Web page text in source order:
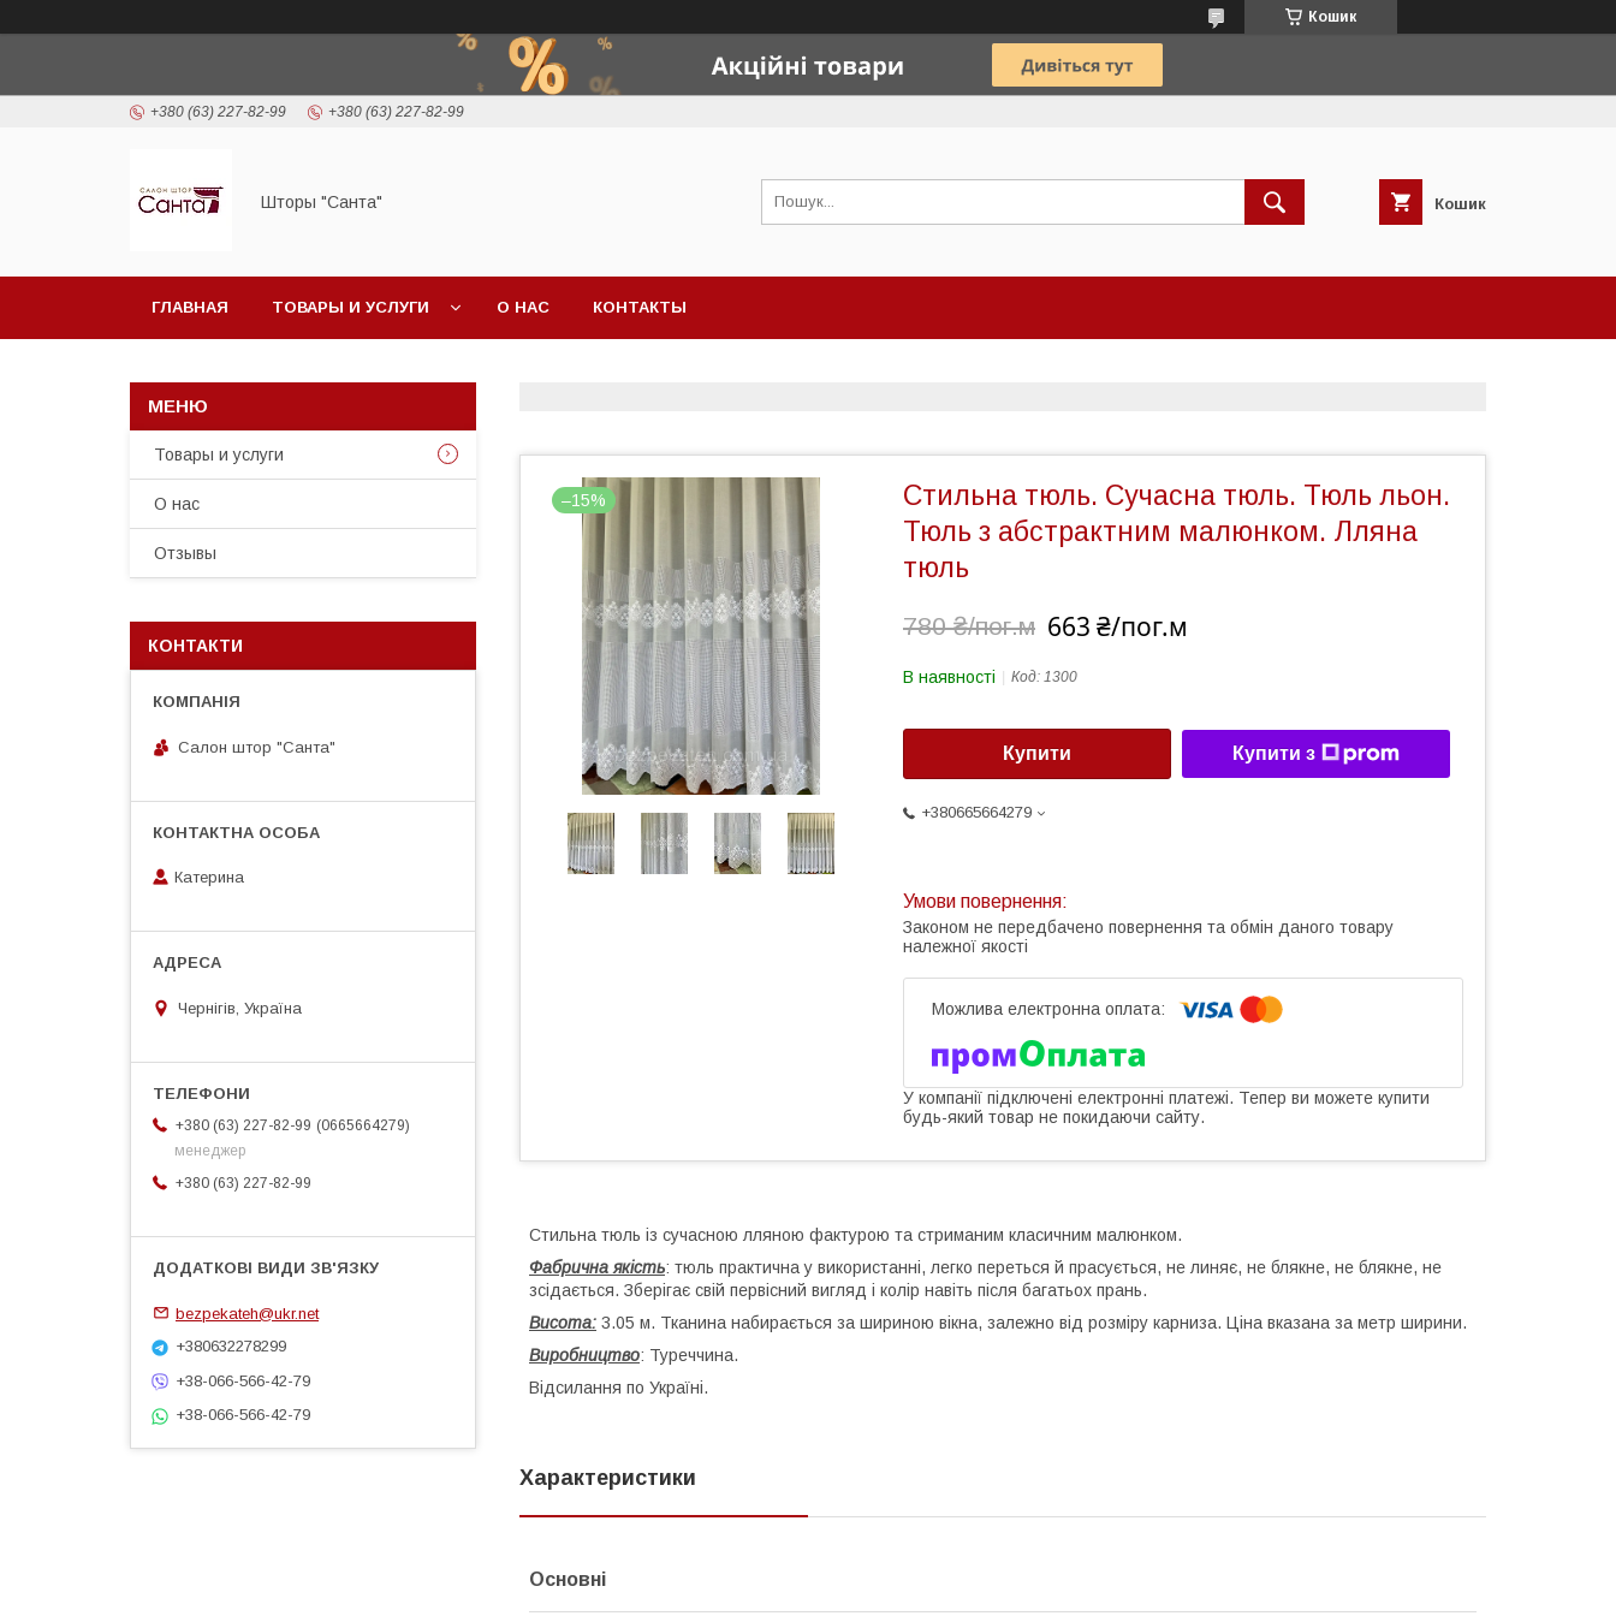
Кошик
+380 (63) 227-82-99 +380 (63) 227-82-99
Шторы "Санта" Кошик
ГЛАВНАЯ ТОВАРЫ И УСЛУГИ О НАС КОНТАКТЫ
–15%
Стильна тюль. Сучасна тюль. Тюль льон.
Тюль з абстрактним малюнком. Лляна
тюль
780 ₴/пог.м 663 ₴/пог.м
В наявності Код: 1300
Купити Купити з
+380665664279
Законом не передбачено повернення та обмін даного товару
належної якості
У компанії підключені електронні платежі. Тепер ви можете купити
будь-який товар не покидаючи сайту.
Стильна тюль із сучасною лляною фактурою та стриманим класичним малюнком.
Фабрична якість: тюль практична у використанні, легко переться й прасується, не линяє, не блякне, не блякне, не
зсідається. Зберігає свій первісний вигляд і колір навіть після багатьох прань.
Висота: 3.05 м. Тканина набирається за шириною вікна, залежно від розміру карниза. Ціна вказана за метр ширини.
Виробництво: Туреччина.
Відсилання по Україні.
Характеристики
Основні
Товары и услуги
О нас
Отзывы
КОНТАКТИ
Салон штор "Санта"
Катерина
Чернігів, Україна
+380 (63) 227-82-99
0665664279
менеджер
+380 (63) 227-82-99
bezpekateh@ukr.net
+380632278299
+38-066-566-42-79
+38-066-566-42-79